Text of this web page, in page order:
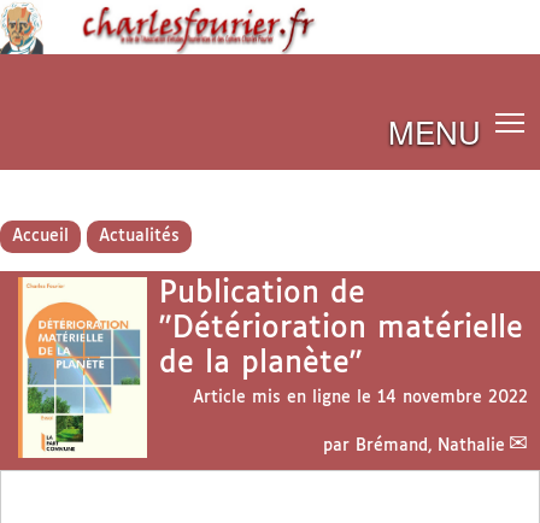
MENU
Accueil Actualités
Publication de
"Détérioration matérielle
de la planète"
Article mis en ligne le 14 novembre 2022
par Brémand, Nathalie